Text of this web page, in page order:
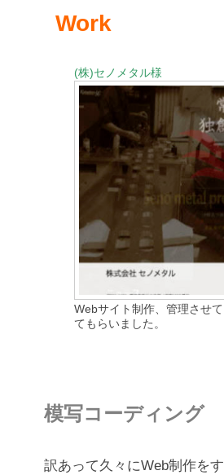
Work
(株)セノメタル様
Webサイト制作、管理させ
てもらいました。
模写コーディング
訳あって久々にWeb制作を